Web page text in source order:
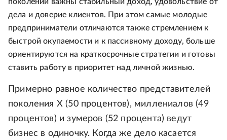
поколений важны стабильный доход, удовольствие от
дела и доверие клиентов. При этом самые молодые
предприниматели отличаются также стремлением к
быстрой окупаемости и к пассивному доходу, больше
ориентируются на краткосрочные стратегии и готовы
ставить работу в приоритет над личной жизнью.
Примерно равное количество представителей
поколения Х (50 процентов), миллениалов (49
процентов) и зумеров (52 процента) ведут
бизнес в одиночку. Когда же дело касается